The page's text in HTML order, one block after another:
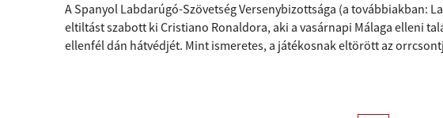
A Spanyol Labdarúgó-Szövetség Versenybizottsága (a továbbiakban:
eltiltást szabott ki Cristiano Ronaldora, aki a vasárnapi Málaga elleni
ellenfél dán hátvédjét. Mint ismeretes, a játékosnak eltörött az